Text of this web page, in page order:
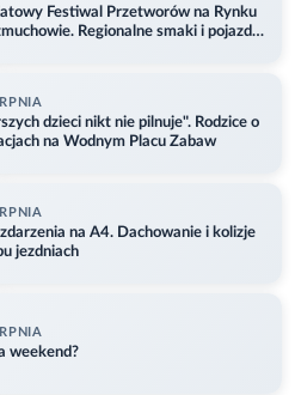
Festiwal Przetworów na Rynku
Regionalne smaki i pojazdy
dzieci nikt nie pilnuje". Rodzice o
na Wodnym Placu Zabaw
na A4. Dachowanie i kolizje
jezdniach
weekend?